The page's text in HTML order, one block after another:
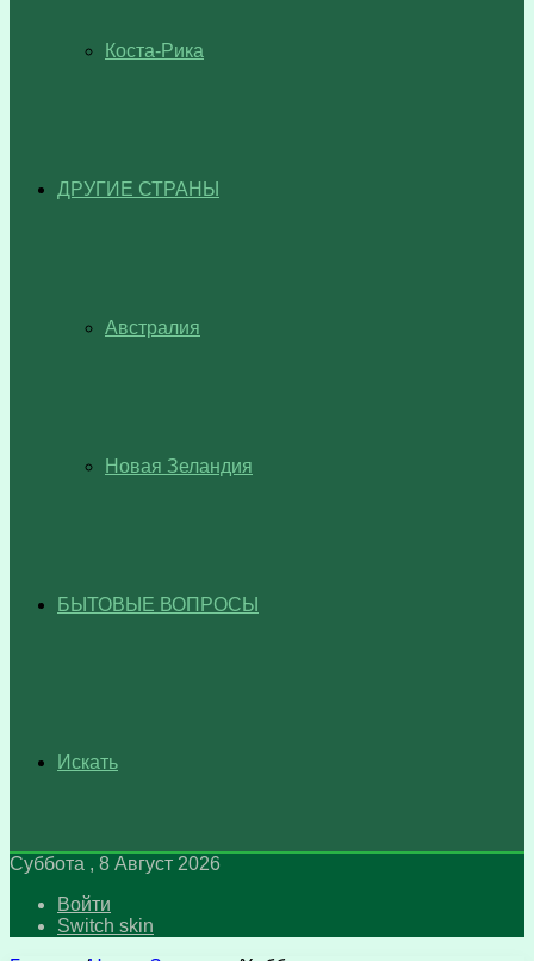
Коста-Рика
ДРУГИЕ СТРАНЫ
Австралия
Новая Зеландия
БЫТОВЫЕ ВОПРОСЫ
Искать
Суббота , 8 Август 2026
Войти
Switch skin